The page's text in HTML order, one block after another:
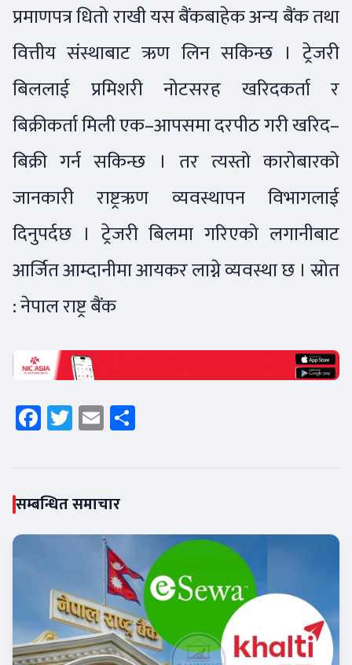
प्रमाणपत्र धितो राखी यस बैंकबाहेक अन्य बैंक तथा
वित्तीय संस्थाबाट ऋण लिन सकिन्छ । ट्रेजरी
बिललाई प्रमिशरी नोटसरह खरिदकर्ता र
बिक्रीकर्ता मिली एक–आपसमा दरपीठ गरी खरिद–
बिक्री गर्न सकिन्छ । तर त्यस्तो कारोबारको
जानकारी राष्ट्रऋण व्यवस्थापन विभागलाई
दिनुपर्दछ । ट्रेजरी बिलमा गरिएको लगानीबाट
आर्जित आम्दानीमा आयकर लाग्ने व्यवस्था छ । स्रोत
: नेपाल राष्ट्र बैंक
Facebook
Twitter
Email
सम्बन्धित समाचार